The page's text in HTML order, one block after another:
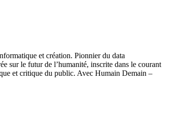
et création. Pionnier du data
sur le futur de l’humanité, inscrite dans le courant
et critique du public. Avec Humain Demain –